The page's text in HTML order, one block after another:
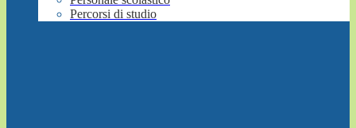
Percorsi di studio